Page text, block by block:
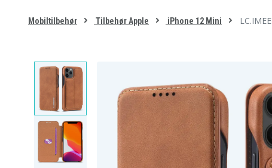
Mobiltilbehør Tilbehør Apple iPhone 12 Mini